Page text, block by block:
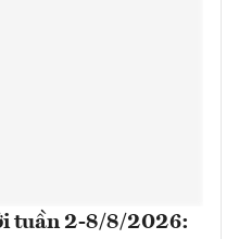
tuần 2-8/8/2026: